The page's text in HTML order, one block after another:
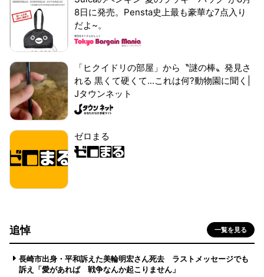
8日に発売。Pensta史上最も豪華な7点入り
だよ~。
「ヒクイドリの部屋」から〝謎の棒〟発見さ
れる 黒くて硬くて...これは何?動物園に聞く|
Jタウンネット
ゼロまる
追悼 一覧を見る
長崎市出身・平和訴えた美輪明宏さん死去 ラストメッセージでも
訴え「愛があれば 戦争なんか起こりません」